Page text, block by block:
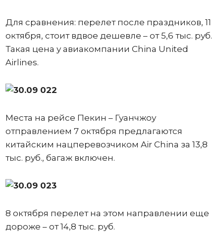
Для сравнения: перелет после праздников, 11
октября, стоит вдвое дешевле – от 5,6 тыс. руб.
Такая цена у авиакомпании China United
Airlines.
Места на рейсе Пекин – Гуанчжоу
отправлением 7 октября предлагаются
китайским нацперевозчиком Air China за 13,8
тыс. руб., багаж включен.
8 октября перелет на этом направлении еще
дороже – от 14,8 тыс. руб.